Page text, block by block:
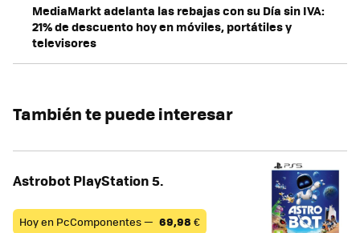
MediaMarkt adelanta las rebajas con su Día sin IVA:
21% de descuento hoy en móviles, portátiles y
televisores
También te puede interesar
Astrobot PlayStation 5.
Hoy en PcComponentes — 69,98 €